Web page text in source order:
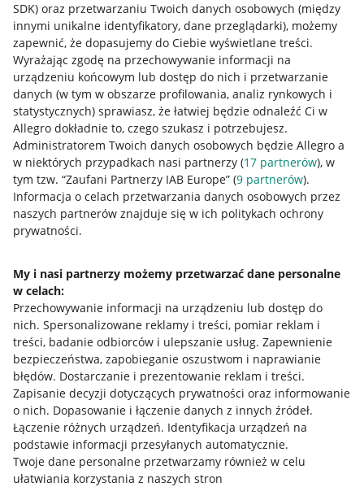
SDK) oraz przetwarzaniu Twoich danych osobowych (między
innymi unikalne identyfikatory, dane przeglądarki), możemy
zapewnić, że dopasujemy do Ciebie wyświetlane treści.
Wyrażając zgodę na przechowywanie informacji na
urządzeniu końcowym lub dostęp do nich i przetwarzanie
danych (w tym w obszarze profilowania, analiz rynkowych i
statystycznych) sprawiasz, że łatwiej będzie odnaleźć Ci w
Allegro dokładnie to, czego szukasz i potrzebujesz.
Administratorem Twoich danych osobowych będzie Allegro a
w niektórych przypadkach nasi partnerzy (17 partnerów), w
tym tzw. “Zaufani Partnerzy IAB Europe” (9 partnerów).
Informacja o celach przetwarzania danych osobowych przez
naszych partnerów znajduje się w ich politykach ochrony
prywatności.
My i nasi partnerzy możemy przetwarzać dane personalne
w celach:
Przechowywanie informacji na urządzeniu lub dostęp do
nich. Spersonalizowane reklamy i treści, pomiar reklam i
treści, badanie odbiorców i ulepszanie usług. Zapewnienie
bezpieczeństwa, zapobieganie oszustwom i naprawianie
błędów. Dostarczanie i prezentowanie reklam i treści.
Zapisanie decyzji dotyczących prywatności oraz informowanie
o nich. Dopasowanie i łączenie danych z innych źródeł.
Łączenie różnych urządzeń. Identyfikacja urządzeń na
podstawie informacji przesyłanych automatycznie.
Twoje dane personalne przetwarzamy również w celu
ułatwiania korzystania z naszych stron
Przydatne informacje
Jak to działa
Allegro Gadane dla sprzedających
Allegro Gadane dla kupujących
Mapa miejscowości
Informacje prawne
Regulamin
Polityka plików "cookies"
Ustawienia plików "cookies"